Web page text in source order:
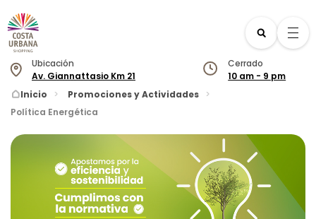
Nuestro Horario
Lunes
Martes
10 am _ 9 pm
10 am _ 9 pm
Jueves
10 am _ 9 pm
Viernes
10 am _ 10 pm
Sábado
10 am _ 10 pm
Domingo
10 am _ 9 pm
Servicios
Centro Cívico
Quienes somos
Ubicación
Av. Giannattasio Km 21
Cerrado
10 am - 9 pm
Inicio
Promociones y Actividades
Política Energética